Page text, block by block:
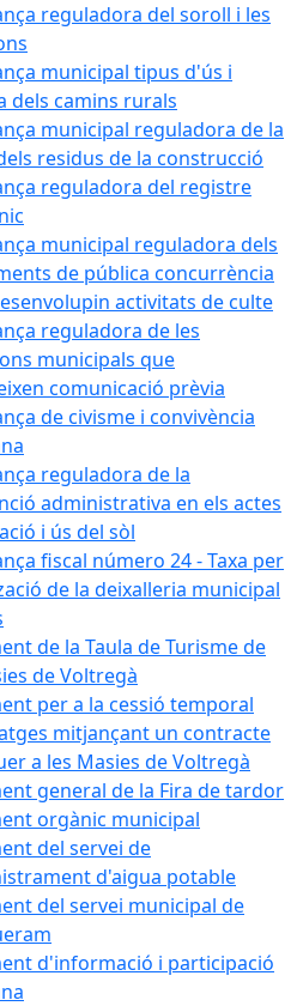
reguladora del soroll i les
municipal tipus d'ús i
dels camins rurals
municipal reguladora de la
residus de la construcció
reguladora del registre
municipal reguladora dels
de pública concurrència
activitats de culte
reguladora de les
municipals que
comunicació prèvia
de civisme i convivència
reguladora de la
administrativa en els actes
i ús del sòl
fiscal número 24 - Taxa per
de la deixalleria municipal
de la Taula de Turisme de
de Voltregà
per a la cessió temporal
mitjançant un contracte
a les Masies de Voltregà
general de la Fira de tardor
orgànic municipal
del servei de
d'aigua potable
del servei municipal de
d'informació i participació